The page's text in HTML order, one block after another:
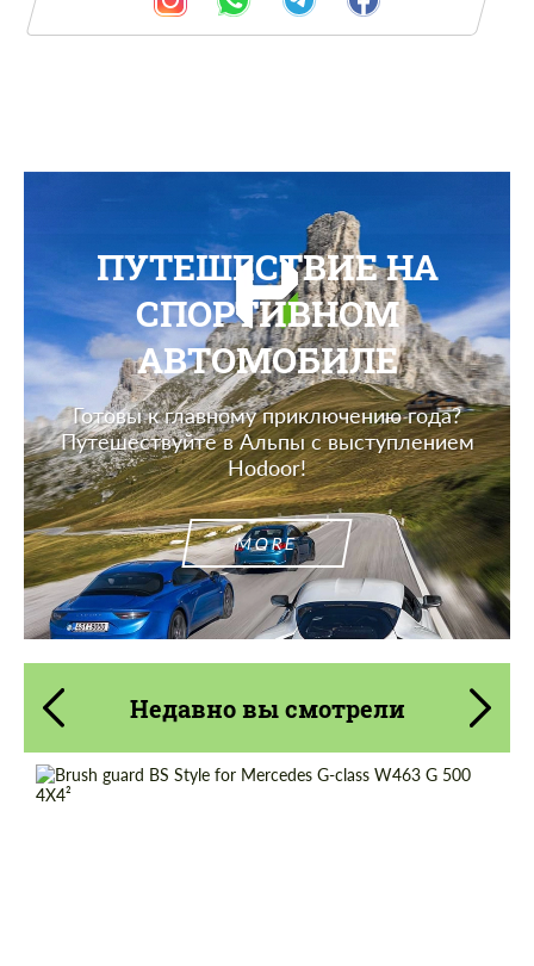
ПУТЕШЕСТВИЕ НА
СПОРТИВНОМ
АВТОМОБИЛЕ
Готовы к главному приключению года?
Путешествуйте в Альпы с выступлением
Hodoor!
MORE
Недавно вы смотрели